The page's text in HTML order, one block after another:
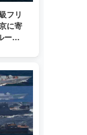
フリ
に寄
ーズ